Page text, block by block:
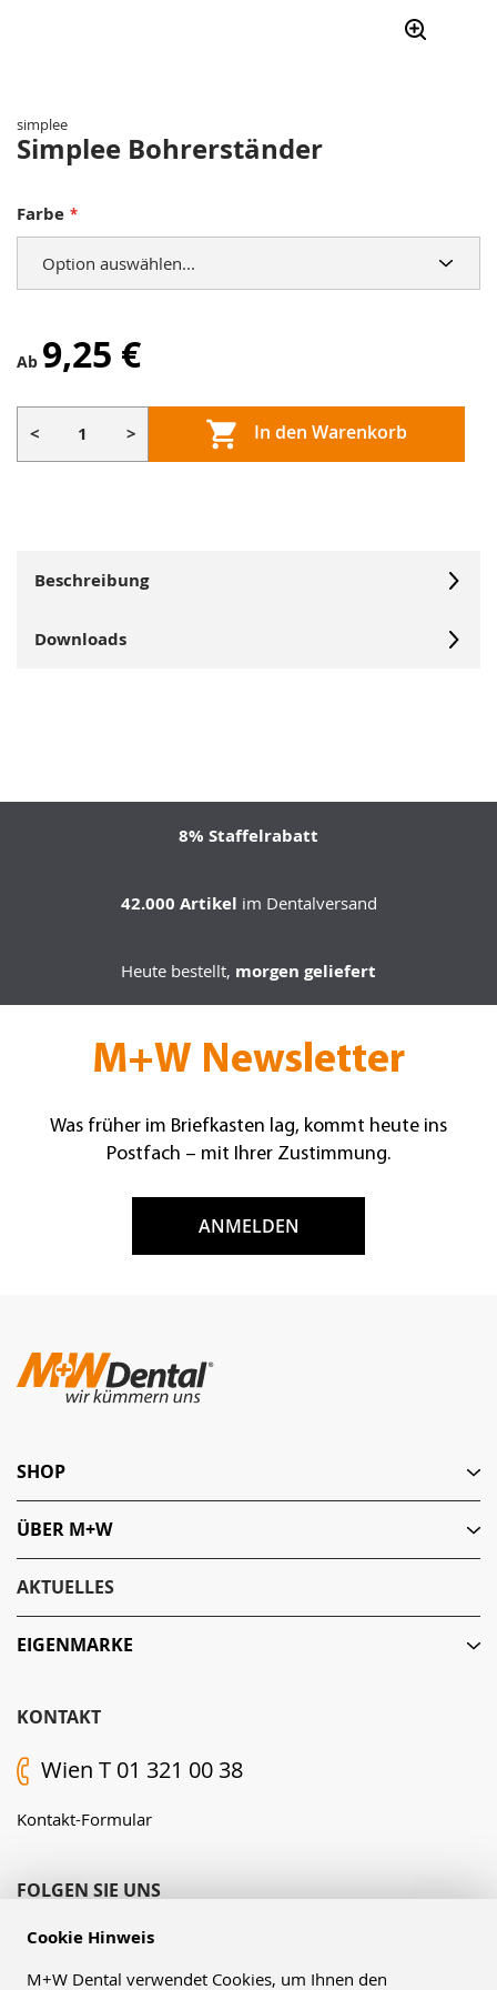
Cookie Hinweis
M+W Dental verwendet Cookies, um Ihnen den
Bildergalerie
springen
simplee
Simplee Bohrerständer
Farbe
Ab 9,25 €
< > In den Warenkorb
Beschreibung
Downloads
8% Staffelrabatt
42.000 Artikel im Dentalversand
Heute bestellt, morgen geliefert
M+W Newsletter
Was früher im Briefkasten lag, kommt heute ins
Postfach – mit Ihrer Zustimmung.
ANMELDEN
KONTAKT
Wien T 01 321 00 38
Kontakt-Formular
FOLGEN SIE UNS
SHOP
ÜBER M+W
AKTUELLES
EIGENMARKE